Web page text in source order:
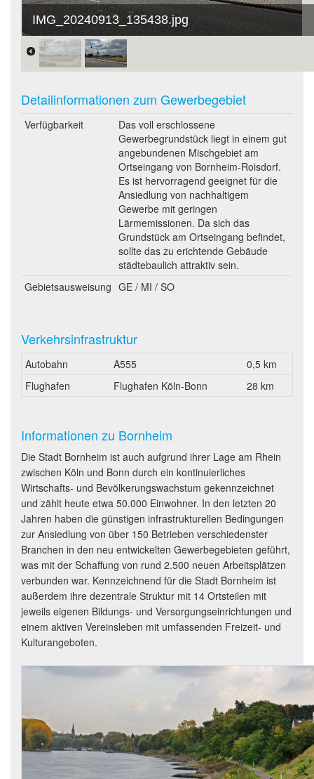
IMG_20240913_135438.jpg
Detailinformationen zum Gewerbegebiet
Verfügbarkeit
Das voll erschlossene
Gewerbegrundstück liegt in einem gut
angebundenen Mischgebiet am
Ortseingang von Bornheim-Roisdorf.
Es ist hervorragend geeignet für die
Ansiedlung von nachhaltigem
Gewerbe mit geringen
Lärmemissionen. Da sich das
Grundstück am Ortseingang befindet,
sollte das zu erichtende Gebäude
städtebaulich attraktiv sein.
Gebietsausweisung GE / MI / SO
Verkehrsinfrastruktur
Autobahn A555
0,5 km
Flughafen
Flughafen Köln-Bonn 28 km
Informationen zu Bornheim
Die Stadt Bornheim ist auch aufgrund ihrer Lage am Rhein
zwischen Köln und Bonn durch ein kontinuierliches
Wirtschafts- und Bevölkerungswachstum gekennzeichnet
und zählt heute etwa 50.000 Einwohner. In den letzten 20
Jahren haben die günstigen infrastrukturellen Bedingungen
zur Ansiedlung von über 150 Betrieben verschiedenster
Branchen in den neu entwickelten Gewerbegebieten geführt,
was mit der Schaffung von rund 2.500 neuen Arbeitsplätzen
verbunden war. Kennzeichnend für die Stadt Bornheim ist
außerdem ihre dezentrale Struktur mit 14 Ortsteilen mit
jeweils eigenen Bildungs- und Versorgungseinrichtungen und
einem aktiven Vereinsleben mit umfassenden Freizeit- und
Kulturangeboten.